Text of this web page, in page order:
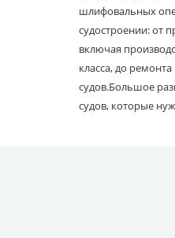
шлифовальных
судостроении: от
включая
класса, до
судов.Большое
судов, которые